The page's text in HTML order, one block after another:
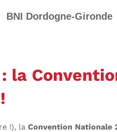
BNI Dordogne-Gironde
la
!), la Convention Nationale